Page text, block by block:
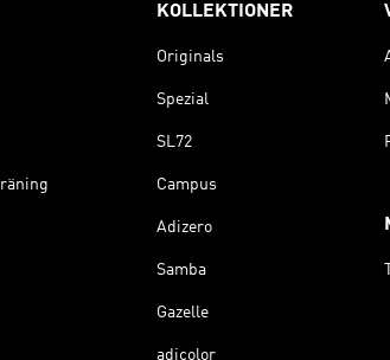
KOLLEKTIONER
Originals
Spezial
SL72
Campus
Adizero
Samba
Gazelle
adicolor